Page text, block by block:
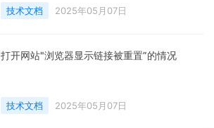
技术文档 2025年05月07日
打开网站"浏览器显示链接被重置”的情况
技术文档 2025年05月07日